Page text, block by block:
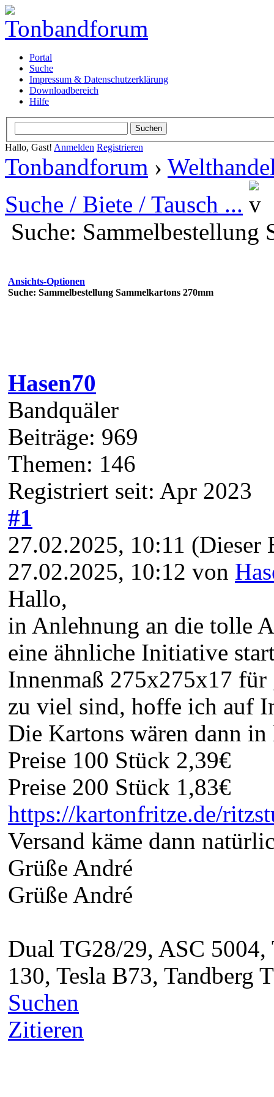
Portal
Suche
Impressum & Datenschutzerklärung
Downloadbereich
Hilfe
Hallo, Gast! Anmelden Registrieren
Tonbandforum ›
Suche / Biete / Tausch ...
Suche: Sammelbestellung
Ansichts-Optionen
Suche: Sammelbestellung Sammelkartons 270mm
Beiträge: 969
Themen: 146
Registriert seit: Apr 2023
#1
27.02.2025, 10:11(Dieser
27.02.2025, 10:12 von
Hallo,
in Anlehnung an die tolle
ähnliche Initiative starten.
275x275x17 für große
hoffe ich auf Interessenten.
Die Kartons wären dann
Preise 100 Stück 2,39€
Preise 200 Stück 1,83€
https://kartonfritze.de/
Versand käme dann
Grüße André
Grüße André
Dual TG28/29, ASC 5004,
Suchen
Zitieren
RalfR
Singlesammler